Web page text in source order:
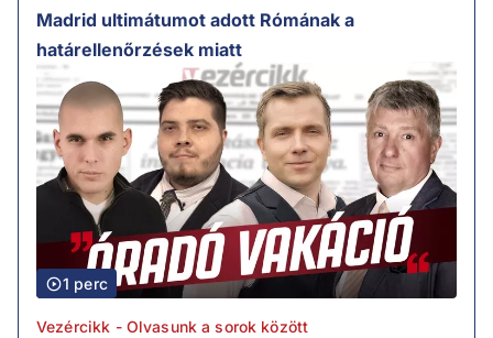
Madrid ultimátumot adott Rómának a
határellenőrzések miatt
1 perc
Vezércikk - Olvasunk a sorok között